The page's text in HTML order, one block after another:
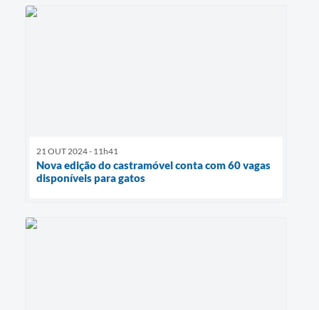
21 OUT 2024 - 11h41
Nova edição do castramóvel conta com 60 vagas
disponíveis para gatos